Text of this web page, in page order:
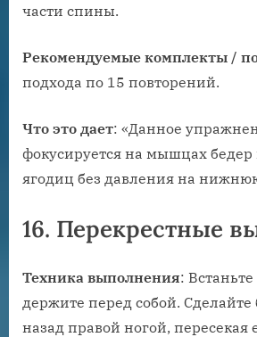
части спины.
Рекомендуемые комплекты /
подхода по 15 повторений.
Что это дает: «Данное
фокусируется на мышцах бедер
ягодиц без давления на
16. Перекрестные
Техника выполнения:
держите перед собой.
назад правой ногой, пересекая